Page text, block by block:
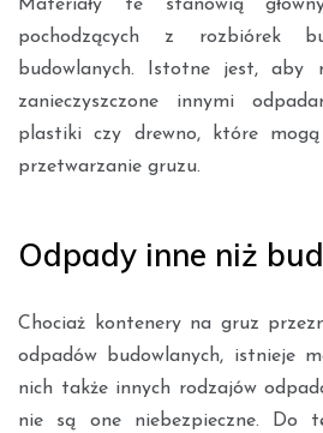
Materiały te stanowią
pochodzących z rozbiórek
budowlanych. Istotne jest, aby
zanieczyszczone innymi
plastiki czy drewno, które
przetwarzanie gruzu.
Odpady inne niż
Chociaż kontenery na gruz
odpadów budowlanych, istnieje
nich także innych rodzajów
nie są one niebezpieczne. Do